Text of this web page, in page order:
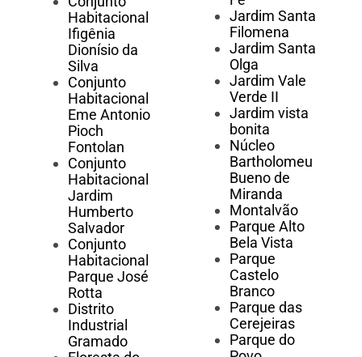
Habitacional
Ifigênia
Dionísio da
Silva
Conjunto
Habitacional
Eme Antonio
Pioch
Fontolan
Conjunto
Habitacional
Jardim
Humberto
Salvador
Conjunto
Habitacional
Parque José
Rotta
Distrito
Industrial
Gramado
Jardim Santa
Filomena
Jardim Santa
Olga
Jardim Vale
Verde II
Jardim vista
bonita
Núcleo
Bartholomeu
Bueno de
Miranda
Montalvão
Parque Alto
Bela Vista
Parque
Castelo
Branco
Parque das
Cerejeiras
Parque do